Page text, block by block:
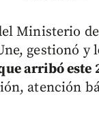
Ministerio
gestionó y l
arribó este
atención